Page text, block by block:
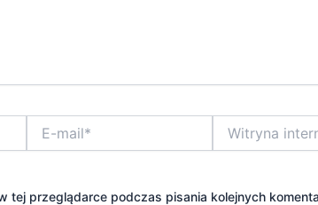
mail*
internetowa
tej przeglądarce podczas pisania kolejnych